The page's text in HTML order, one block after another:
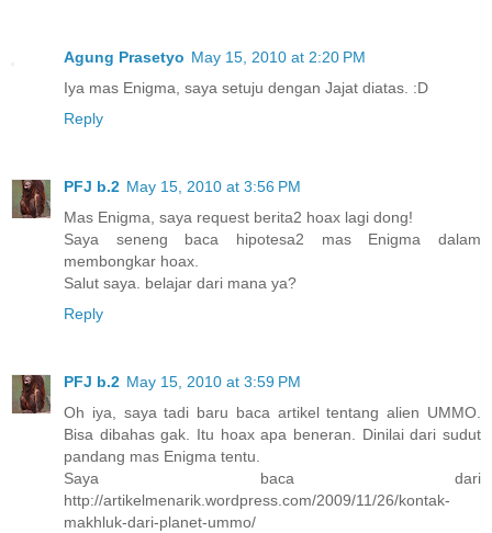
Agung Prasetyo May 15, 2010 at 2:20 PM
Iya mas Enigma, saya setuju dengan Jajat diatas. :D
Reply
PFJ b.2 May 15, 2010 at 3:56 PM
Mas Enigma, saya request berita2 hoax lagi dong!
Saya seneng baca hipotesa2 mas Enigma dalam
membongkar hoax.
Salut saya. belajar dari mana ya?
Reply
PFJ b.2 May 15, 2010 at 3:59 PM
Oh iya, saya tadi baru baca artikel tentang alien UMMO.
Bisa dibahas gak. Itu hoax apa beneran. Dinilai dari sudut
pandang mas Enigma tentu.
Saya baca dari
http://artikelmenarik.wordpress.com/2009/11/26/kontak-
makhluk-dari-planet-ummo/